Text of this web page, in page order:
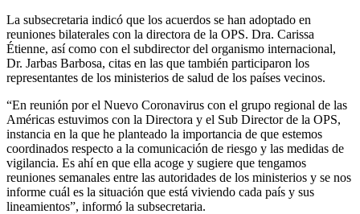
La subsecretaria indicó que los acuerdos se han adoptado en
reuniones bilaterales con la directora de la OPS. Dra. Carissa
Étienne, así como con el subdirector del organismo internacional,
Dr. Jarbas Barbosa, citas en las que también participaron los
representantes de los ministerios de salud de los países vecinos.
“En reunión por el Nuevo Coronavirus con el grupo regional de las
Américas estuvimos con la Directora y el Sub Director de la OPS,
instancia en la que he planteado la importancia de que estemos
coordinados respecto a la comunicación de riesgo y las medidas de
vigilancia. Es ahí en que ella acoge y sugiere que tengamos
reuniones semanales entre las autoridades de los ministerios y se nos
informe cuál es la situación que está viviendo cada país y sus
lineamientos”, informó la subsecretaria.